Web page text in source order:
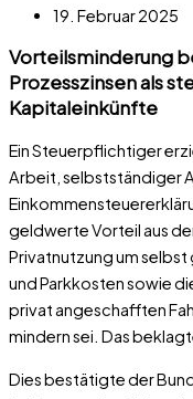
19. Februar 2025
Vorteilsminderung
Prozesszinsen als
Kapitaleinkünfte
Ein Steuerpflichtiger
Arbeit, selbstständiger
geldwerte Vorteil aus
Privatnutzung um selbst
und Parkkosten sowie
privat angeschafften
mindern sei. Das
Dies bestätigte der